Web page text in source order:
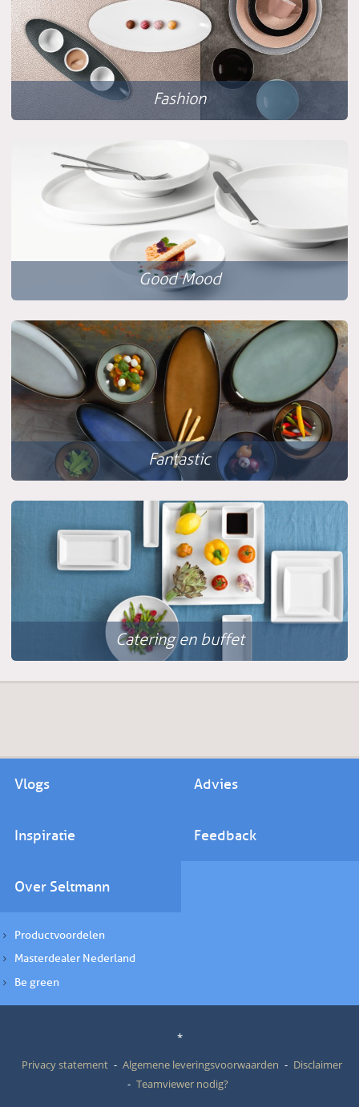
Fashion
Good Mood
Fantastic
Catering en buffet
Vlogs Advies
Inspiratie Feedback
Over Seltmann
Productvoordelen
Masterdealer Nederland
Be green
*
Privacy statement
Algemene leveringsvoorwaarden
Disclaimer
Teamviewer nodig?